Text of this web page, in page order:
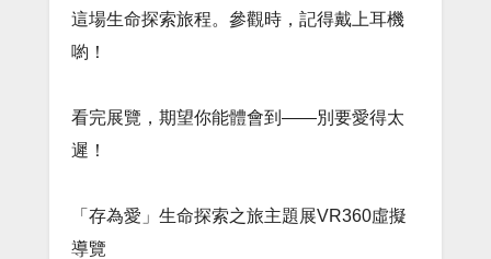
這場生命探索旅程。參觀時，記得戴上耳機
喲！
看完展覽，期望你能體會到——別要愛得太
遲！
「存為愛」生命探索之旅主題展VR360虛擬
導覽